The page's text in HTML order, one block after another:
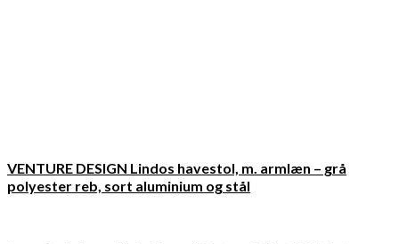
VENTURE DESIGN Lindos havestol, m. armlæn – grå
polyester reb, sort aluminium og stål